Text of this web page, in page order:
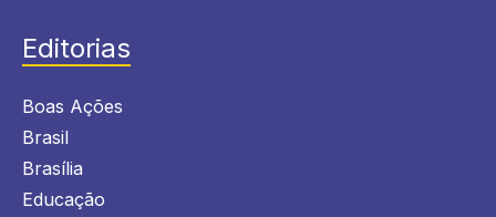
Editorias
Boas Ações
Brasil
Brasília
Educação